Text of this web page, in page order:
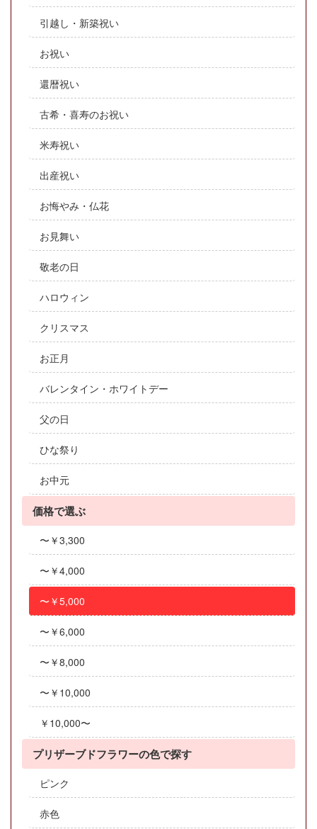
引越し・新築祝い
お祝い
還暦祝い
古希・喜寿のお祝い
米寿祝い
出産祝い
お悔やみ・仏花
お見舞い
敬老の日
ハロウィン
クリスマス
お正月
バレンタイン・ホワイトデー
父の日
ひな祭り
お中元
価格で選ぶ
〜￥3,300
〜￥4,000
〜￥5,000
〜￥6,000
〜￥8,000
〜￥10,000
￥10,000〜
プリザーブドフラワーの色で探す
ピンク
赤色